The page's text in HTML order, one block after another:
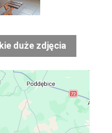
duże zdjęcia